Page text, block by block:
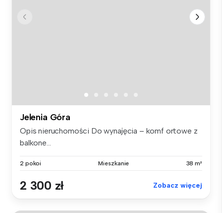
Jelenia Góra
Opis nieruchomości Do wynajęcia – komf ortowe z
balkone...
2 pokoi Mieszkanie 38 m²
2 300 zł Zobacz więcej